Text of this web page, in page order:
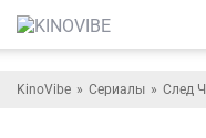
KinoVibe Сериалы След